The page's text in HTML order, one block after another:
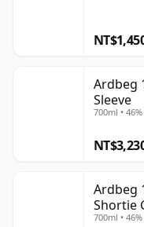
Ardbeg
Sleeve
700ml • 46%
Ardbeg
Shortie
700ml • 46%